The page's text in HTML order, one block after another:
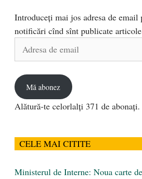
Introduceți mai jos adresa de
notificări cînd sînt publicate
Adresa
Mă abonez
Alătură-te celorlalți 371 de abonați.
CELE MAI CITITE
Ministerul de Interne: Noua carte